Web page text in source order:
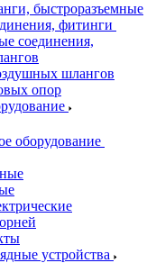
быстроразъемные
фитинги
соединения,
шлангов
опор
оборудование
устройства